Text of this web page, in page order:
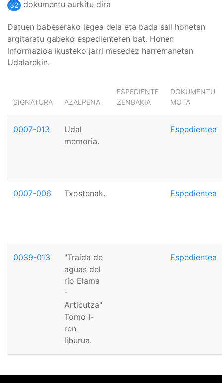
32 dokumentu aurkitu dira
Datuen babeserako legea dela eta bada sail honetan
argitaratu gabeko espedienteren bat. Honen
informazioa ikusteko jarri mesedez harremanetan
Udalarekin.
SIGNATURA AZALPENA
ESPEDIENTE
ZENBAKIA
DOKUMENTU
MOTA
0007-013
Udal
memoria.
Espedientea
0007-006 Txostenak. Espedientea
0039-013
"Traida de
aguas del
río Elama
-
Articutza"
Tomo I-
ren
liburua.
Espedientea